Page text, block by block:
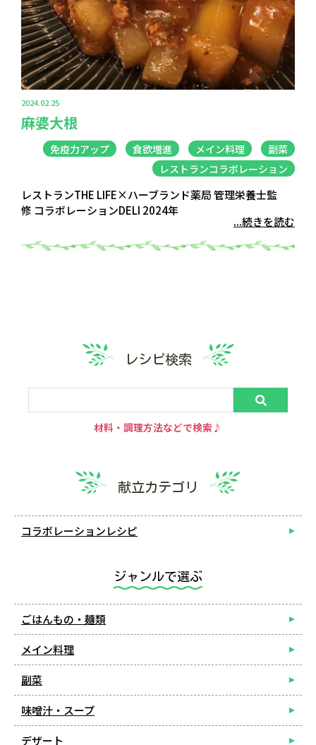
2024.02.25
麻婆大根
免疫力アップ 食欲増進 メイン料理
副菜
レストランコラボレーション
レストランTHE LIFE×ハーブランド薬局 管理栄養士監
修 コラボレーションDELI 2024年
...続きを読む
レシピ検索
材料・調理方法などで検索♪
献立カテゴリ
コラボレーションレシピ
ジャンルで選ぶ
ごはんもの・麺類
メイン料理
副菜
味噌汁・スープ
デザート